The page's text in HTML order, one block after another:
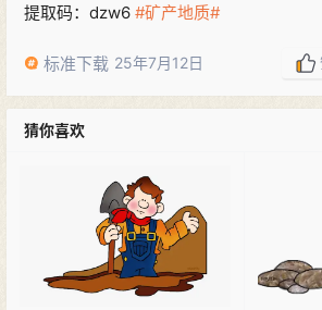
提取码：dzw6 #矿产地质#
标准下载 25年7月12日
猜你喜欢